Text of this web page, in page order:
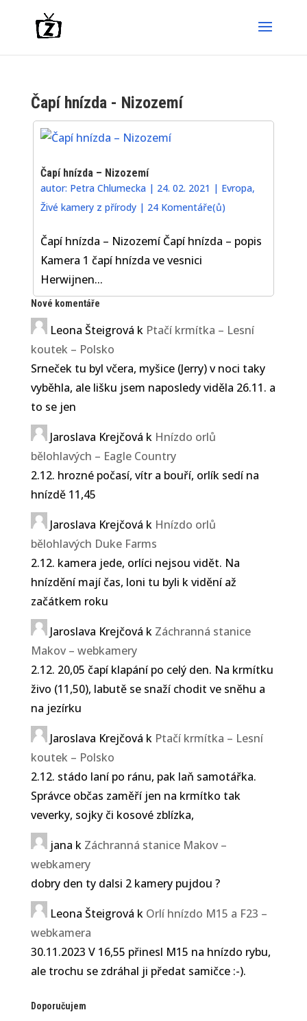
Čapí hnízda - Nizozemí
Čapí hnízda – Nizozemí
autor: Petra Chlumecka | 24. 02. 2021 | Evropa,
Živé kamery z přírody | 24 Komentáře(ů)
Čapí hnízda – Nizozemí Čapí hnízda – popis
Kamera 1 čapí hnízda ve vesnici
Herwijnen...
Nové komentáře
Leona Šteigrová k Ptačí krmítka – Lesní
koutek – Polsko
Srneček tu byl včera, myšice (Jerry) v noci taky
vyběhla, ale lišku jsem naposledy viděla 26.11. a
to se jen
Jaroslava Krejčová k Hnízdo orlů
bělohlavých – Eagle Country
2.12. hrozné počasí, vítr a bouří, orlík sedí na
hnízdě 11,45
Jaroslava Krejčová k Hnízdo orlů
bělohlavých Duke Farms
2.12. kamera jede, orlíci nejsou vidět. Na
hnízdění mají čas, loni tu byli k vidění až
začátkem roku
Jaroslava Krejčová k Záchranná stanice
Makov – webkamery
2.12. 20,05 čapí klapání po celý den. Na krmítku
živo (11,50), labutě se snaží chodit ve sněhu a
na jezírku
Jaroslava Krejčová k Ptačí krmítka – Lesní
koutek – Polsko
2.12. stádo laní po ránu, pak laň samotářka.
Správce občas zaměří jen na krmítko tak
veverky, sojky či kosové zblízka,
jana k Záchranná stanice Makov –
webkamery
dobry den ty dalsi 2 kamery pujdou ?
Leona Šteigrová k Orlí hnízdo M15 a F23 –
webkamera
30.11.2023 V 16,55 přinesl M15 na hnízdo rybu,
ale trochu se zdráhal ji předat samičce :-).
Doporučujem